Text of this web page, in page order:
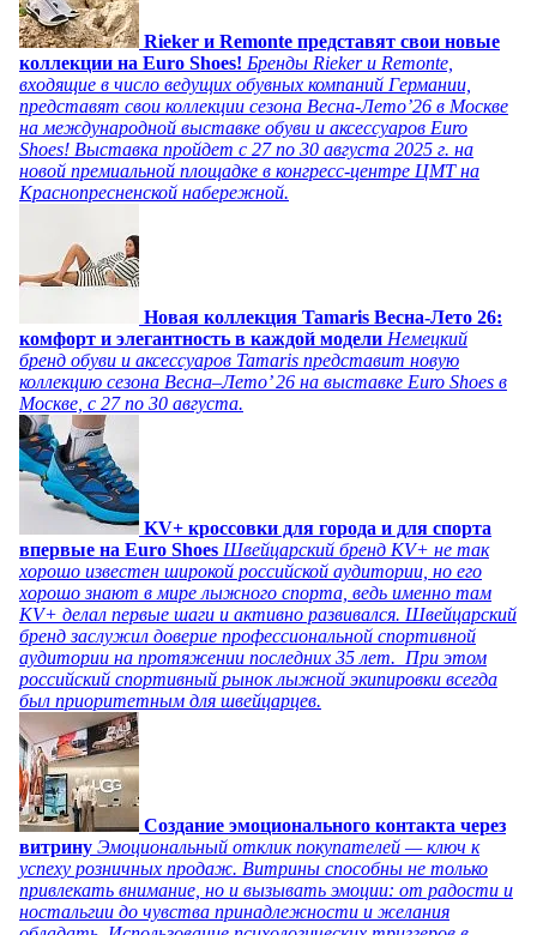
Rieker и Remonte представят свои новые
коллекции на Euro Shoes! Бренды Rieker и Remonte,
входящие в число ведущих обувных компаний Германии,
представят свои коллекции сезона Весна-Лето’26 в Москве
на международной выставке обуви и аксессуаров Euro
Shoes! Выставка пройдет c 27 по 30 августа 2025 г. на
новой премиальной площадке в конгресс-центре ЦМТ на
Краснопресненской набережной.
Новая коллекция Tamaris Весна-Лето 26:
комфорт и элегантность в каждой модели Немецкий
бренд обуви и аксессуаров Tamaris представит новую
коллекцию сезона Весна–Лето’ 26 на выставке Euro Shoes в
Москве, с 27 по 30 августа.
KV+ кроссовки для города и для спорта
впервые на Euro Shoes Швейцарский бренд KV+ не так
хорошо известен широкой российской аудитории, но его
хорошо знают в мире лыжного спорта, ведь именно там
KV+ делал первые шаги и активно развивался. Швейцарский
бренд заслужил доверие профессиональной спортивной
аудитории на протяжении последних 35 лет. При этом
российский спортивный рынок лыжной экипировки всегда
был приоритетным для швейцарцев.
Создание эмоционального контакта через
витрину Эмоциональный отклик покупателей — ключ к
успеху розничных продаж. Витрины способны не только
привлекать внимание, но и вызывать эмоции: от радости и
ностальгии до чувства принадлежности и желания